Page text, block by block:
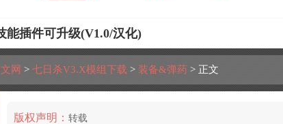
能插件可升级(V1.0/汉化)
网 > 七日杀V3.X模组下载 > 装备&弹药 > 正文
版权声明： 转载